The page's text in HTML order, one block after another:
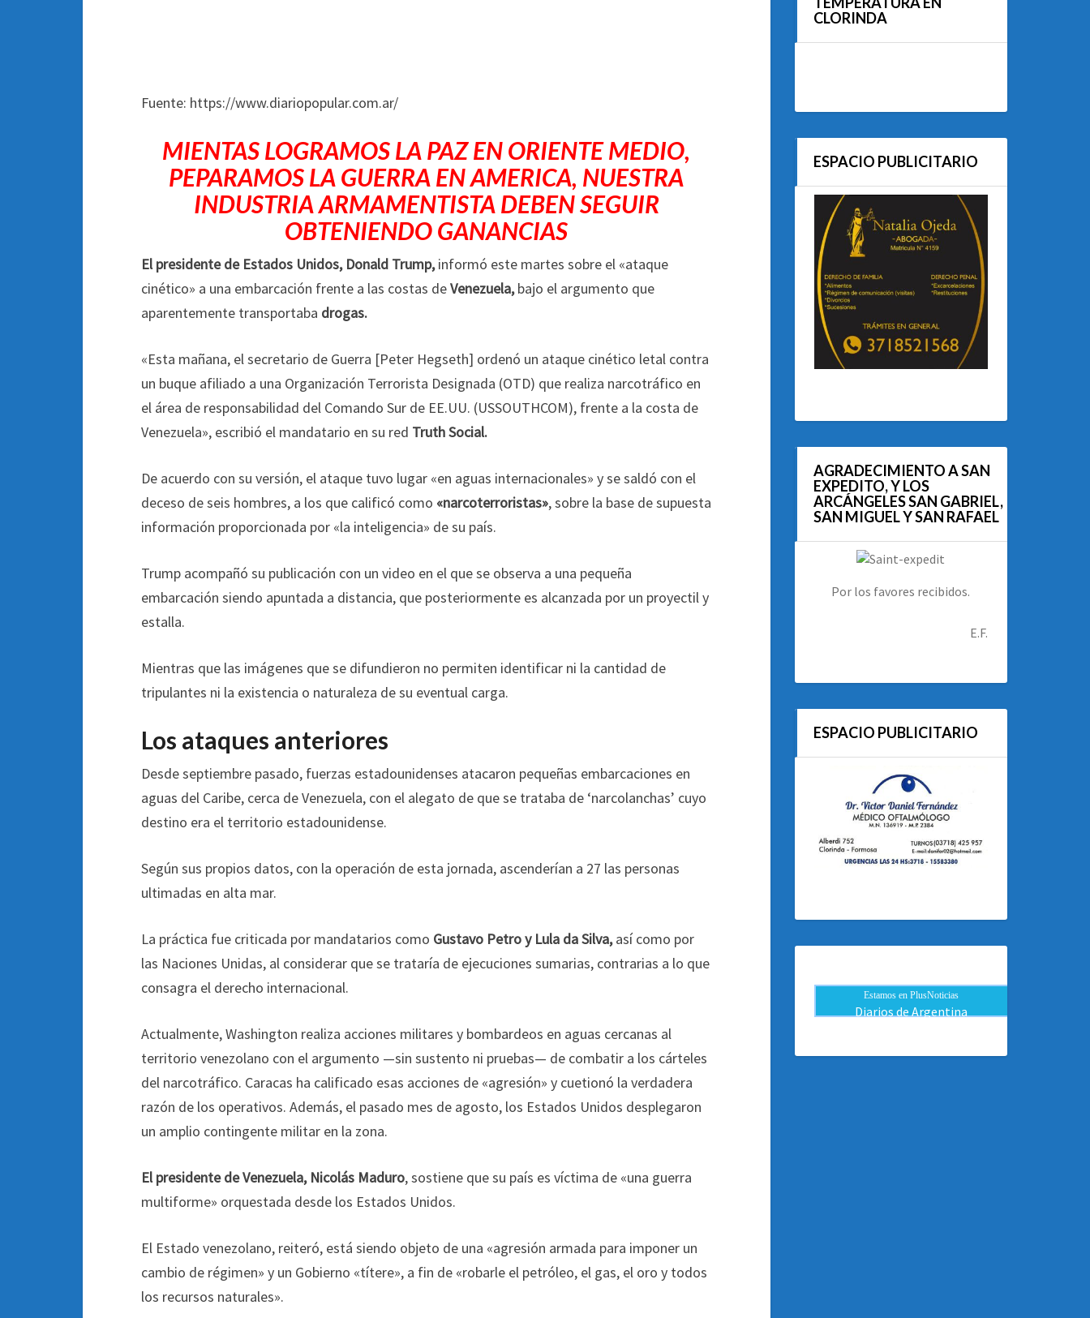
Fuente: https://www.diariopopular.com.ar/
MIENTAS LOGRAMOS LA PAZ EN ORIENTE MEDIO,
PEPARAMOS LA GUERRA EN AMERICA, NUESTRA
INDUSTRIA ARMAMENTISTA DEBEN SEGUIR
OBTENIENDO GANANCIAS
El presidente de Estados Unidos, Donald Trump,informó este martes sobre el «ataque
cinético» a una embarcación frente a las costas deVenezuela,bajo el argumento que
aparentemente transportaba drogas.
«Esta mañana, el secretario de Guerra [Peter Hegseth] ordenó un ataque cinético letal contra
un buque afiliado a una Organización Terrorista Designada (OTD) que realiza narcotráfico en
el área de responsabilidad del Comando Sur de EE.UU. (USSOUTHCOM), frente a la costa de
Venezuela», escribió el mandatario en su red Truth Social.
De acuerdo con su versión, el ataque tuvo lugar «en aguas internacionales» y se saldó con el
deceso de seis hombres, a los que calificó como «narcoterroristas», sobre la base de supuesta
información proporcionada por «la inteligencia» de su país.
Trump acompañó su publicación con un video en el que se observa a una pequeña
embarcación siendo apuntada a distancia, que posteriormente es alcanzada por un proyectil y
estalla.
Mientras que las imágenes que se difundieron no permiten identificar ni la cantidad de
tripulantes ni la existencia o naturaleza de su eventual carga.
Los ataques anteriores
Desde septiembre pasado, fuerzas estadounidenses atacaron pequeñas embarcaciones en
aguas del Caribe, cerca de Venezuela, con el alegato de que se trataba de ‘narcolanchas’ cuyo
destino era el territorio estadounidense.
Según sus propios datos, con la operación de esta jornada, ascenderían a 27 las personas
ultimadas en alta mar.
La práctica fue criticada por mandatarios como Gustavo Petro y Lula da Silva,así como por
las Naciones Unidas, al considerar que se trataría de ejecuciones sumarias, contrarias a lo que
consagra el derecho internacional.
Actualmente, Washington realiza acciones militares y bombardeos en aguas cercanas al
territorio venezolano con el argumento —sin sustento ni pruebas— de combatir a los cárteles
del narcotráfico. Caracas ha calificado esas acciones de «agresión» y cuetionó la verdadera
razón de los operativos. Además, el pasado mes de agosto, los Estados Unidos desplegaron
un amplio contingente militar en la zona.
El presidente de Venezuela, Nicolás Maduro, sostiene que su país es víctima de «una guerra
multiforme» orquestada desde los Estados Unidos.
El Estado venezolano, reiteró, está siendo objeto de una «agresión armada para imponer un
cambio de régimen» y un Gobierno «títere», a fin de «robarle el petróleo, el gas, el oro y todos
los recursos naturales».
CLORINDA
ESPACIO PUBLICITARIO
AGRADECIMIENTO A SAN
EXPEDITO, Y LOS
ARCÁNGELES SAN GABRIEL,
SAN MIGUEL Y SAN RAFAEL
Por los favores recibidos.
E.F.
ESPACIO PUBLICITARIO
Estamos en PlusNoticias
Diarios de Argentina